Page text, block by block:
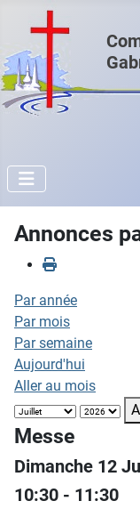
Annonces
Par année
Par mois
Par semaine
Aujourd'hui
Aller au mois
Messe
Dimanche 12
10:30 - 11:30